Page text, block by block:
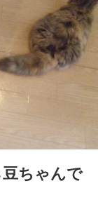
ちゃんで